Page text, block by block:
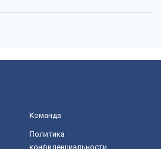
Команда
Политика
конфиденциальности